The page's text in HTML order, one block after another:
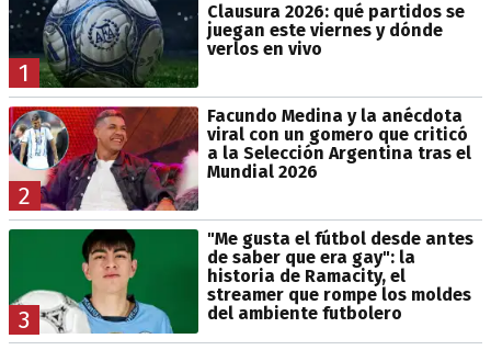
1
Clausura 2026: qué partidos se
juegan este viernes y dónde
verlos en vivo
2
Facundo Medina y la anécdota
viral con un gomero que criticó
a la Selección Argentina tras el
Mundial 2026
3
"Me gusta el fútbol desde antes
de saber que era gay": la
historia de Ramacity, el
streamer que rompe los moldes
del ambiente futbolero